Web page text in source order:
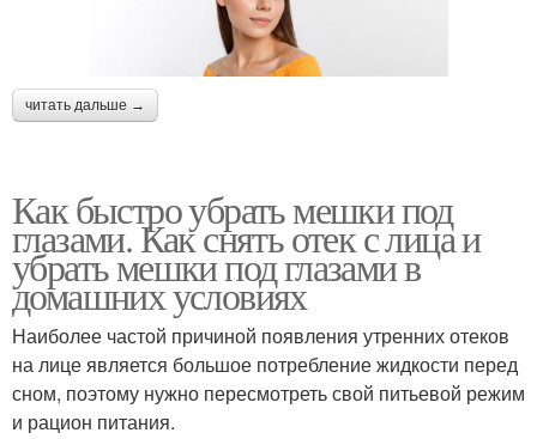
читать дальше →
Как быстро убрать мешки под
глазами. Как снять отек с лица и
убрать мешки под глазами в
домашних условиях
Наиболее частой причиной появления утренних отеков
на лице является большое потребление жидкости перед
сном, поэтому нужно пересмотреть свой питьевой режим
и рацион питания.